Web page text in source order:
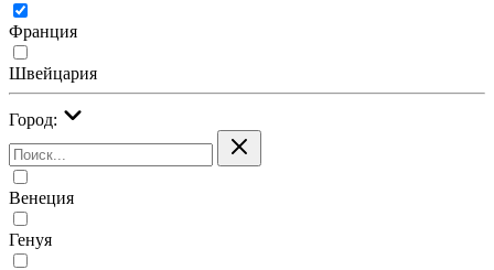
Франция
Швейцария
Город:
Венеция
Генуя